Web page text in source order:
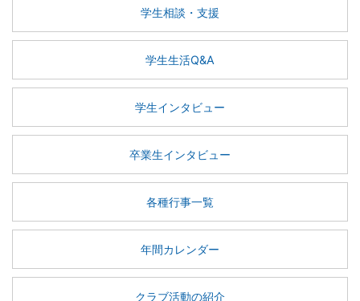
学生相談・支援
学生生活Q&A
学生インタビュー
卒業生インタビュー
各種行事一覧
年間カレンダー
クラブ活動の紹介